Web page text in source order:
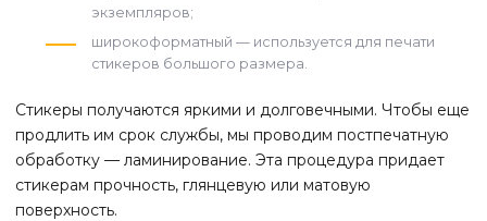
экземпляров;
широкоформатный — используется для печати
стикеров большого размера.
Стикеры получаются яркими и долговечными. Чтобы еще
продлить им срок службы, мы проводим постпечатную
обработку — ламинирование. Эта процедура придает
стикерам прочность, глянцевую или матовую
поверхность.